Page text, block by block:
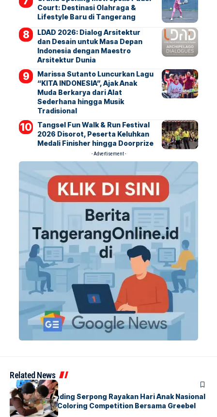
Court: Destinasi Olahraga &
Lifestyle Baru di Tangerang
LDAD 2026: Dialog Arsitektur
dan Desain untuk Masa Depan
Indonesia dengan Maestro
Arsitektur Dunia
Marissa Sutanto Luncurkan Lagu
“KITA INDONESIA”, Ajak Anak
Muda Berkarya dari Alat
Sederhana hingga Musik
Tradisional
Tangsel Fun Walk & Run Festival
2026 Disorot, Peserta Keluhkan
Medali Finisher hingga Doorprize
- Advertisement -
Related News
BERITAINDEX
Atria Hotel Gading Serpong Rayakan Hari Anak Nasional
Lewat Family Coloring Competition Bersama Greebel
Indonesia